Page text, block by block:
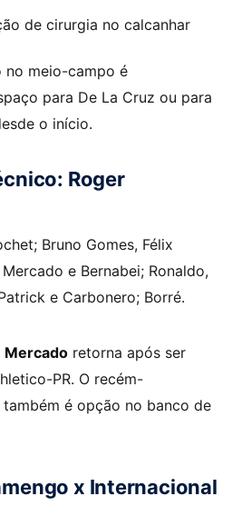
de cirurgia no calcanhar
no meio-campo é
para De La Cruz ou para
o início.
Roger
Bruno Gomes, Félix
e Bernabei; Ronaldo,
e Carbonero; Borré.
Mercado retorna após ser
PR. O recém-
também é opção no banco de
x Internacional